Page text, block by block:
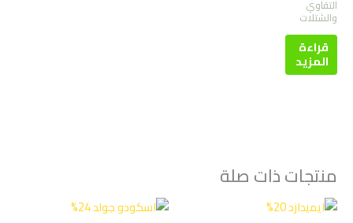
التقاوي
والشتلات
قراءة
المزيد
منتجات ذات صلة